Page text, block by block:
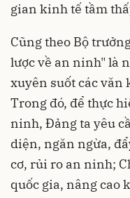
gian kinh tế tầm
Cũng theo Bộ
lược về an ninh" là
xuyên suốt các văn
Trong đó, để thực
ninh, Đảng ta yêu
diện, ngăn ngừa,
cơ, rủi ro an ninh;
quốc gia, nâng cao